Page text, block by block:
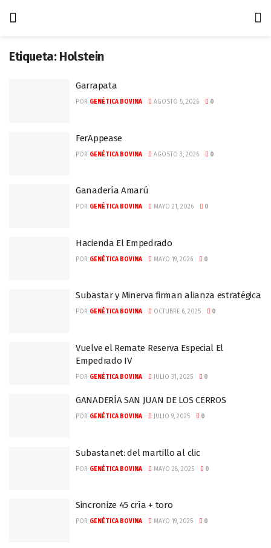
Etiqueta: Holstein
Garrapata
POR GENÉTICA BOVINA AGOSTO 5, 2026 0
FerAppease
POR GENÉTICA BOVINA AGOSTO 3, 2026 0
Ganadería Amarú
POR GENÉTICA BOVINA MAYO 21, 2026 0
Hacienda El Empedrado
POR GENÉTICA BOVINA MAYO 19, 2026 0
Subastar y Minerva firman alianza estratégica
POR GENÉTICA BOVINA OCTUBRE 6, 2025 0
Vuelve el Remate Reserva Especial El
Empedrado IV
POR GENÉTICA BOVINA JULIO 31, 2025 0
GANADERÍA SAN JUAN DE LOS CERROS
POR GENÉTICA BOVINA JULIO 9, 2025 0
Subastanet: del martillo al clic
POR GENÉTICA BOVINA MAYO 28, 2025 0
Sincronize 45 cría + toro
POR GENÉTICA BOVINA MAYO 19, 2025 0